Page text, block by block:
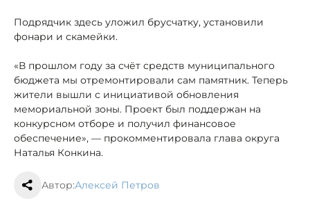
Подрядчик здесь уложил брусчатку, установили
фонари и скамейки.
«В прошлом году за счёт средств муниципального
бюджета мы отремонтировали сам памятник. Теперь
жители вышли с инициативой обновления
мемориальной зоны. Проект был поддержан на
конкурсном отборе и получил финансовое
обеспечение», — прокомментировала глава округа
Наталья Конкина.
Автор:Алексей Петров